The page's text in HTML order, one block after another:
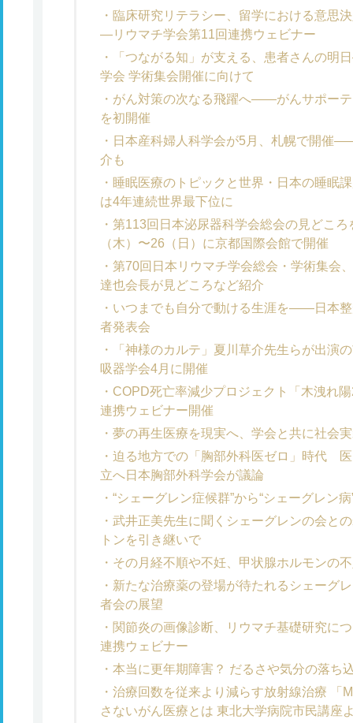
臨床研究リテラシー、留学における意思
―リウマチ学会第11回連携ウェビナー
「つながる知」が支える、患者さんの
学会 学術集会開催に向けて
がん対策の次なる飛躍へ――がんサポー
を初開催
日本産科婦人科学会が5月、札幌で開催
介も
睡眠医療のトピックと世界・日本の睡
は4年連続世界最下位に
第113回日本泌尿器科学会総会の見どこ
（木）〜26（日）に京都国際会館で開催
第70回日本リウマチ学会総会・学術集
達也会長が見どころなど紹介
いつまでも自分で動ける生涯を――日本
者発表会
「神様のカルテ」夏川草介先生らが出
吸器学会4月に開催
COPD死亡率減少プロジェクト「木洩れ
連携ウェビナー開催
夢の再生医療を現実へ、学会と共に社会
迫る地方での「胸部外科医ゼロ」時代
立へ日本胸部外科学会が議論
“シェーグレン症候群”から“シェーグレ
武井正美先生に聞くシェーグレンの会と
トンを引き継いで
その月経不順や不妊、甲状腺ホルモンの
新たな治療薬の登場が待たれるシェーグ
者会の展望
関節炎の画像診断、リウマチ基礎研究に
連携ウェビナー
本当に更年期障害？ だるさや気分の落ち
治療回数を従来より減らす放射線治療 「
さないがん医療とは 東北大学病院市民講座